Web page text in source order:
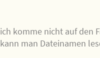
ich komme nicht auf den
kann man Dateinamen